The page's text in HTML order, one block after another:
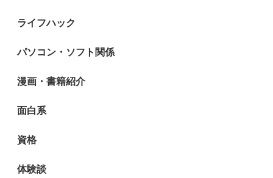
ライフハック
パソコン・ソフト関係
漫画・書籍紹介
面白系
資格
体験談